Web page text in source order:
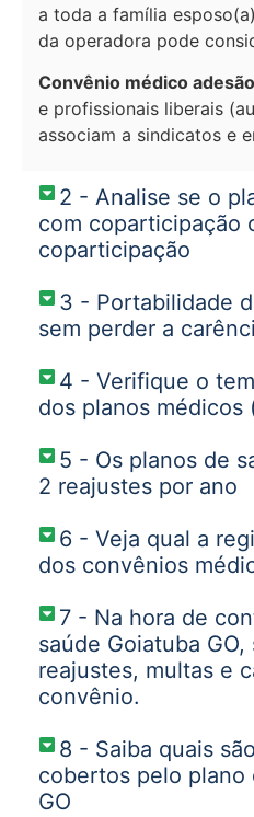
a toda a família
da operadora pode
Convênio médico adesão
e profissionais liberais
associam a sindicatos e
2 - Analise se o
com coparticipação
coparticipação
3 - Portabilidade
sem perder a
4 - Verifique o
dos planos médicos
5 - Os planos de
2 reajustes por ano
6 - Veja qual a
dos convênios
7 - Na hora de
saúde Goiatuba GO,
reajustes, multas e
convênio.
8 - Saiba quais
cobertos pelo plano
GO